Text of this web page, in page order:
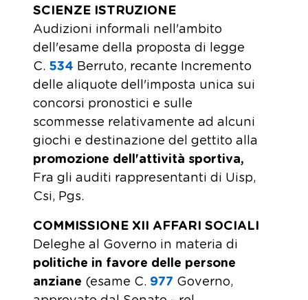
SCIENZE ISTRUZIONE
Audizioni informali nell'ambito
dell'esame della proposta di legge
C. 534 Berruto, recante Incremento
delle aliquote dell'imposta unica sui
concorsi pronostici e sulle
scommesse relativamente ad alcuni
giochi e destinazione del gettito alla
promozione dell'attività sportiva,
Fra gli auditi rappresentanti di Uisp,
Csi, Pgs.
COMMISSIONE XII AFFARI SOCIALI
Deleghe al Governo in materia di
politiche in favore delle persone
anziane (esame C. 977 Governo,